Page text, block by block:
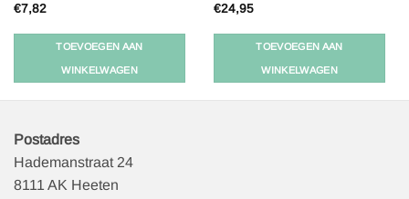
€7,82
TOEVOEGEN AAN
WINKELWAGEN
€24,95
TOEVOEGEN AAN
WINKELWAGEN
Postadres
Hademanstraat 24
8111 AK Heeten